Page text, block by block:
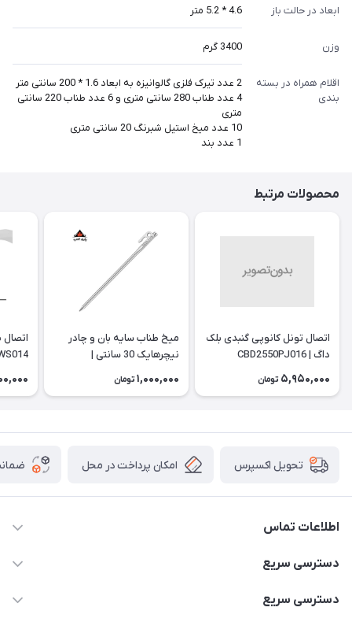
ابعاد در حالت باز 4.6 * 5.2 متر
وزن 3400 گرم
اقلام همراه در بسته
بندی
2 عدد تیرک فلزی گالوانیزه به ابعاد 1.6 * 200 سانتی متر
4 عدد طناب 280 سانتی متری و 6 عدد طناب 220 سانتی
متری
10 عدد میخ استیل شبرنگ 20 سانتی متری
1 عدد بند
محصولات مرتبط
اتصال تونل کانوپی گنبدی بلک
داگ | CBD2550PJ016
5,950,000 تومان
میخ طناب سایه بان و چادر
نیچرهایک 30 سانتی |
NH19PJ014
1,000,000 تومان
تحویل اکسپرس امکان پرداخت در محل
اطلاعات تماس
02166456492 - 09121933405
دسترسی سریع
خرید کیسه خواب
دسترسی سریع